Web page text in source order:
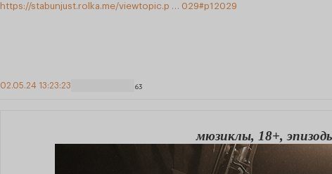
https://stabunjust.rolka.me/viewtopic.p … 029#p12029
63
02.05.24 13:23:23
мюзиклы, 18+,